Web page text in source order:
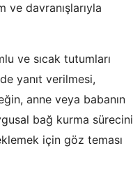
davranışlarıyla
ve sıcak tutumları
yanıt verilmesi,
anne veya babanın
bağ kurma sürecini
için göz teması